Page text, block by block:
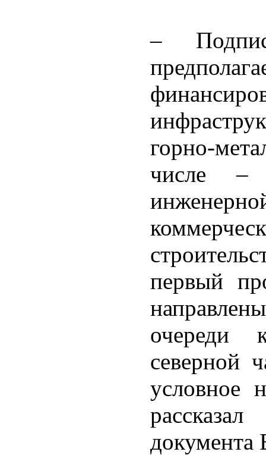
–
горно-
числе –
первый
очереди
северной
условное